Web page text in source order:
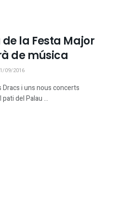
la Festa Major
de música
09/2016
Dracs i uns nous concerts
del Palau ...